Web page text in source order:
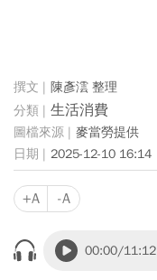
陳彥澐 整理
生活消費
麥當勞提供
2025-12-10 16:14
+A -A
00:00/11:12